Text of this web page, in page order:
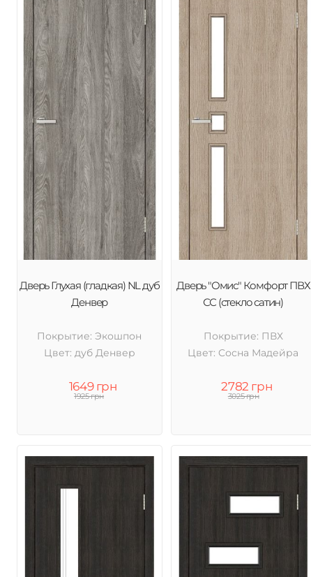
Дверь Глухая (гладкая) NL дуб
Денвер
Покрытие: Экошпон
Цвет: дуб Денвер
1649 грн
1925 грн
Дверь "Омис" Комфорт ПВХ
СС (стекло сатин)
Покрытие: ПВХ
Цвет: Cосна Мадейра
2782 грн
3025 грн